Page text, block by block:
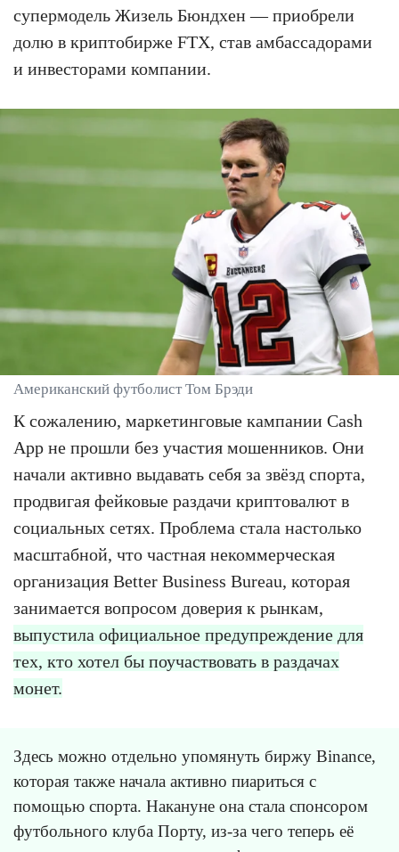
супермодель Жизель Бюндхен — приобрели
долю в криптобирже FTX, став амбассадорами
и инвесторами компании.
Американский футболист Том Брэди
К сожалению, маркетинговые кампании Cash
App не прошли без участия мошенников. Они
начали активно выдавать себя за звёзд спорта,
продвигая фейковые раздачи криптовалют в
социальных сетях. Проблема стала настолько
масштабной, что частная некоммерческая
организация Better Business Bureau, которая
занимается вопросом доверия к рынкам,
выпустила официальное предупреждение для
тех, кто хотел бы поучаствовать в раздачах
монет.
Здесь можно отдельно упомянуть биржу Binance,
которая также начала активно пиариться с
помощью спорта. Накануне она стала спонсором
футбольного клуба Порту, из-за чего теперь её